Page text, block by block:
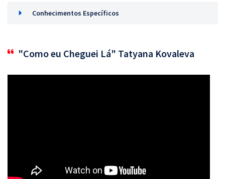
Conhecimentos Específicos
"Como eu Cheguei Lá" Tatyana Kovaleva